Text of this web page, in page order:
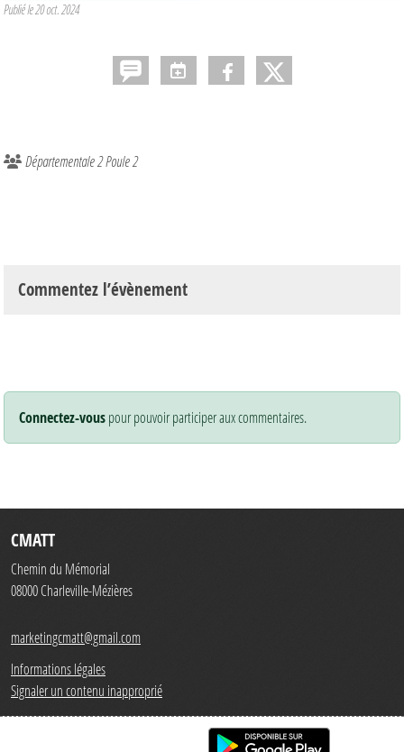
Publié le20 oct. 2024
Départementale 2 Poule 2
Commentez l’évènement
Connectez-vouspour pouvoir participer aux commentaires.
CMATT
Chemin du Mémorial
08000Charleville-Mézières
marketingcmatt@gmail.com
Informations légales
Signaler un contenu inapproprié